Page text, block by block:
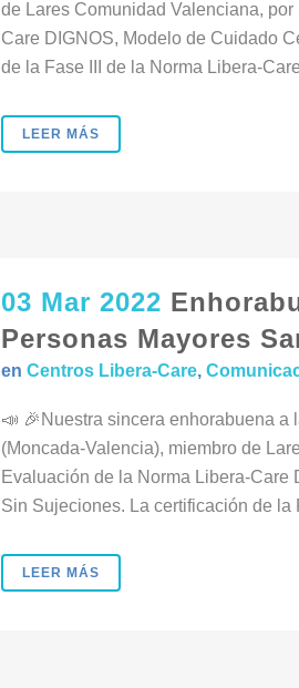
de Lares Comunidad Valenciana,
Care DIGNOS, Modelo de Cuidado
de la Fase III de la Norma Libera-
LEER MÁS
03 Mar 2022
Personas Mayores
en Centros Libera-Care,
📣 🎉Nuestra sincera enhorabuena
(Moncada-Valencia), miembro de
Evaluación de la Norma Libera-
Sin Sujeciones. La certificación de la
LEER MÁS